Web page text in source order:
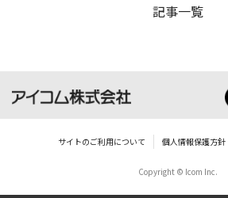
記事一覧
サイトのご利用について 個人情報保護方針
Copyright © Icom Inc.